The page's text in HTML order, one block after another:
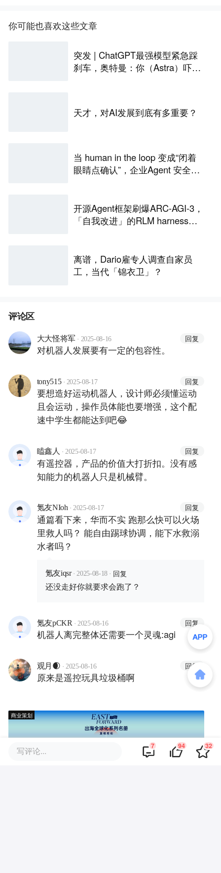
你可能也喜欢这些文章
突发 | ChatGPT最强模型紧急踩
刹车，奥特曼：你（Astra）吓到
天才，对AI发展到底有多重要？
当 human in the loop 变成“闭着
眼睛点确认”，企业Agent 安全还
开源Agent框架刷爆ARC-AGI-3，
「自我改进」的RLM harness引
离谱，Dario雇专人调查自家员
工，当代「锦衣卫」？
评论区
大大怪将军 · 2025-08-16 回复
对机器人发展要有一定的包容性。
tony515 · 2025-08-17 回复
要想造好运动机器人，设计师必须懂运动
且会运动，操作员体能也要增强，这个配
速中学生都能达到吧😂
瞌鑫人 · 2025-08-17 回复
有遥控器，产品的价值大打折扣。没有感
知能力的机器人只是机械臂。
氪友NIoh · 2025-08-17 回复
通篇看下来，华而不实 跑那么快可以火场
里救人吗？ 能自由踢球协调，能下水救溺
水者吗？
氪友iqsr · 2025-08-18 · 回复
还没走好你就要求会跑了？
氪友pCKR · 2025-08-16 回复
机器人离完整体还需要一个灵魂:agi
观月🌒 · 2025-08-16 回复
原来是遥控玩具垃圾桶啊
商业策划
写评论... 7 94 32